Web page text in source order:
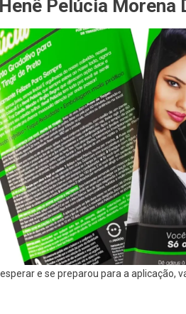
Pelúcia Morena
e se preparou para a aplicação,